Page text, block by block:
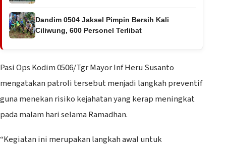
Dandim 0504 Jaksel Pimpin Bersih Kali
Ciliwung, 600 Personel Terlibat
Pasi Ops Kodim 0506/Tgr Mayor Inf Heru Susanto
mengatakan patroli tersebut menjadi langkah preventif
guna menekan risiko kejahatan yang kerap meningkat
pada malam hari selama Ramadhan.
“Kegiatan ini merupakan langkah awal untuk